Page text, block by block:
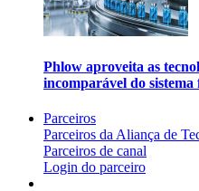
Phlow aproveita as
incomparável do sistema
Parceiros
Parceiros da Aliança de
Parceiros de canal
Login do parceiro